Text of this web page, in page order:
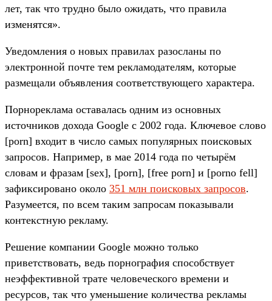
лет, так что трудно было ожидать, что правила
изменятся».
Уведомления о новых правилах разосланы по
электронной почте тем рекламодателям, которые
размещали объявления соответствующего характера.
Порнореклама оставалась одним из основных
источников дохода Google с 2002 года. Ключевое слово
[porn] входит в число самых популярных поисковых
запросов. Например, в мае 2014 года по четырём
словам и фразам [sex], [porn], [free porn] и [porno fell]
зафиксировано около 351 млн поисковых запросов.
Разумеется, по всем таким запросам показывали
контекстную рекламу.
Решение компании Google можно только
приветствовать, ведь порнография способствует
неэффективной трате человеческого времени и
ресурсов, так что уменьшение количества рекламы